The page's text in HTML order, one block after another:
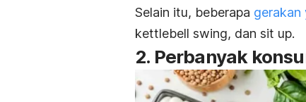
Selain itu, beberapa gerakan
kettlebell swing, dan sit up.
2. Perbanyak